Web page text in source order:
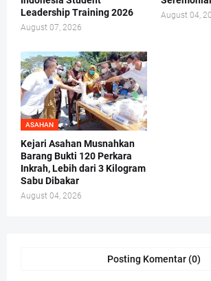
Leadership Training 2026
August 07, 2026
August 04,
ASAHAN
Kejari Asahan Musnahkan
Barang Bukti 120 Perkara
Inkrah, Lebih dari 3 Kilogram
Sabu Dibakar
August 04, 2026
Posting Komentar (0)